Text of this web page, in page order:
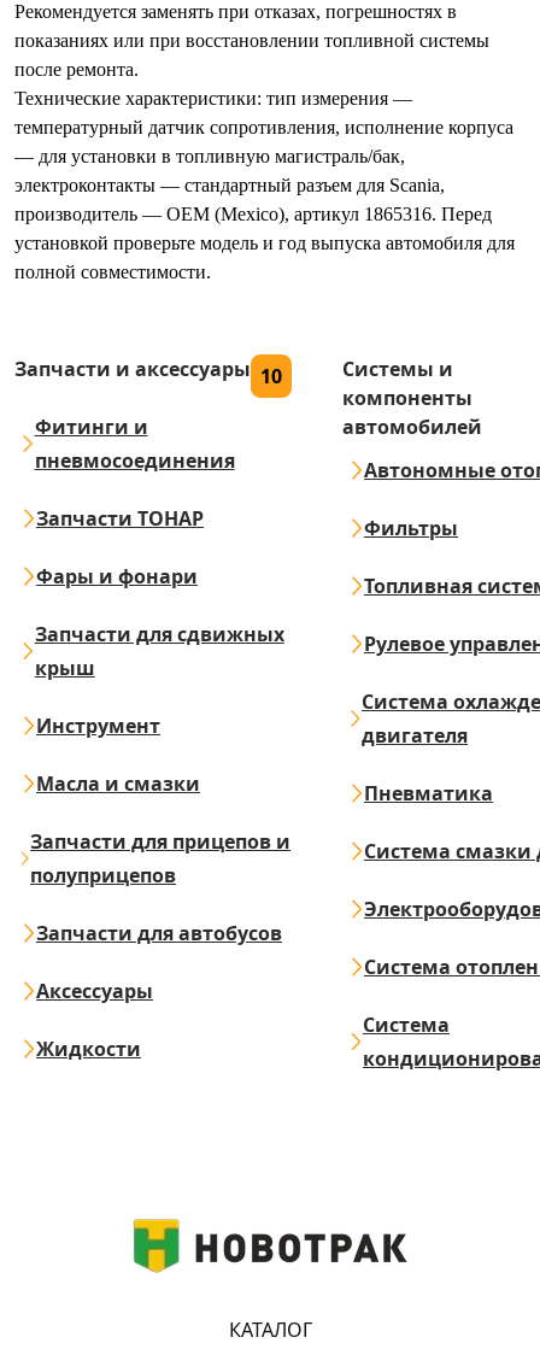
Рекомендуется заменять при отказах, погрешностях в
показаниях или при восстановлении топливной системы
после ремонта.
Технические характеристики: тип измерения —
температурный датчик сопротивления, исполнение корпуса
— для установки в топливную магистраль/бак,
электроконтакты — стандартный разъем для Scania,
производитель — OEM (Mexico), артикул 1865316. Перед
установкой проверьте модель и год выпуска автомобиля для
полной совместимости.
Запчасти и аксессуары 10
Фитинги и
пневмосоединения
Запчасти ТОНАР
Фары и фонари
Запчасти для сдвижных
крыш
Инструмент
Масла и смазки
Запчасти для прицепов и
полуприцепов
Запчасти для автобусов
Аксессуары
Жидкости
Системы и
компоненты
автомобилей
Автономные
Фильтры
Топливная
Рулевое
Система
двигателя
Пневматика
Система смазки
Система
Система
КАТАЛОГ